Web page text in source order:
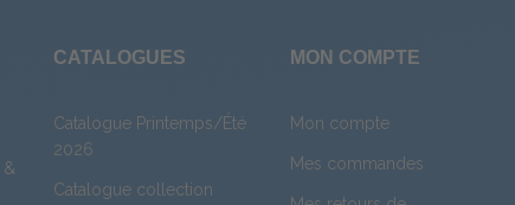
&
CATALOGUES
Catalogue Printemps/Été
2026
Catalogue collection
MON COMPTE
Mon compte
Mes commandes